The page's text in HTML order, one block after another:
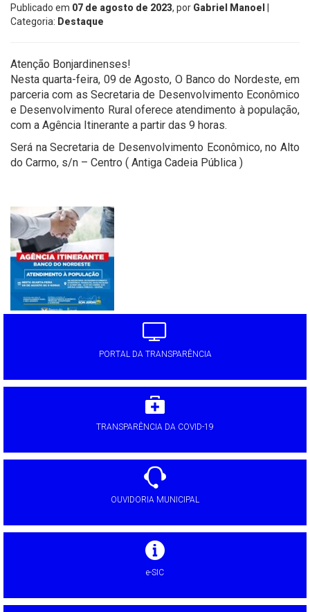
Publicado em 07 de agosto de 2023, por Gabriel Manoel
Categoria: Destaque
Atenção Bonjardinenses!
Nesta quarta-feira, 09 de Agosto, O Banco do Nordeste, em
parceria com as Secretaria de Desenvolvimento Econômico
e Desenvolvimento Rural oferece atendimento à população,
com a Agência Itinerante a partir das 9 horas.
Será na Secretaria de Desenvolvimento Econômico, no Alto
do Carmo, s/n – Centro ( Antiga Cadeia Pública )
PORTAL DA TRANSPARÊNCIA
TRANSPARÊNCIA DA COVID-19
OUVIDORIA MUNICIPAL
e-SIC
'